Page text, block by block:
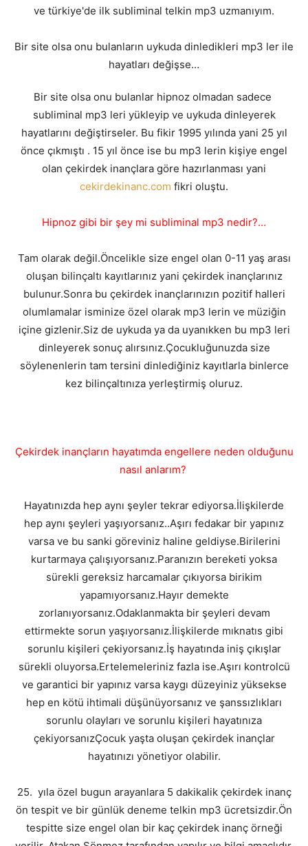
ve türkiye'de ilk subliminal telkin mp3 uzmanıyım.
Bir site olsa onu bulanların uykuda dinledikleri mp3 ler ile
hayatları değişse…
Bir site olsa onu bulanlar hipnoz olmadan sadece
subliminal mp3 leri yükleyip ve uykuda dinleyerek
hayatlarını değiştirseler. Bu fikir 1995 yılında yani 25 yıl
önce çıkmıştı . 15 yıl önce ise bu mp3 lerin kişiye engel
olan çekirdek inançlara göre hazırlanması yani
cekirdekinanc.com fikri oluştu.
Hipnoz gibi bir şey mi subliminal mp3 nedir?…
Tam olarak değil.Öncelikle size engel olan 0-11 yaş arası
oluşan bilinçaltı kayıtlarınız yani çekirdek inançlarınız
bulunur.Sonra bu çekirdek inançlarınızın pozitif halleri
olumlamalar isminize özel olarak mp3 lerin ve müziğin
içine gizlenir.Siz de uykuda ya da uyanıkken bu mp3 leri
dinleyerek sonuç alırsınız.Çocukluğunuzda size
söylenenlerin tam tersini dinlediğiniz kayıtlarla binlerce
kez bilinçaltınıza yerleştirmiş oluruz.
Çekirdek inançların hayatımda engellere neden olduğunu
nasıl anlarım?
Hayatınızda hep aynı şeyler tekrar ediyorsa.İlişkilerde
hep aynı şeyleri yaşıyorsanız..Aşırı fedakar bir yapınız
varsa ve bu sanki göreviniz haline geldiyse.Birilerini
kurtarmaya çalışıyorsanız.Paranızın bereketi yoksa
sürekli gereksiz harcamalar çıkıyorsa birikim
yapamıyorsanız.Hayır demekte
zorlanıyorsanız.Odaklanmakta bir şeyleri devam
ettirmekte sorun yaşıyorsanız.İlişkilerde mıknatıs gibi
sorunlu kişileri çekiyorsanız.İş hayatında iniş çıkışlar
sürekli oluyorsa.Ertelemeleriniz fazla ise.Aşırı kontrolcü
ve garantici bir yapınız varsa kaygı düzeyiniz yüksekse
hep en kötü ihtimali düşünüyorsanız ve şanssızlıkları
sorunlu olayları ve sorunlu kişileri hayatınıza
çekiyorsanızÇocuk yaşta oluşan çekirdek inançlar
hayatınızı yönetiyor olabilir.
25. yıla özel bugun arayanlara 5 dakikalik çekirdek inanç
ön tespit ve bir günlük deneme telkin mp3 ücretsizdir.Ön
tespitte size engel olan bir kaç çekirdek inanç örneği